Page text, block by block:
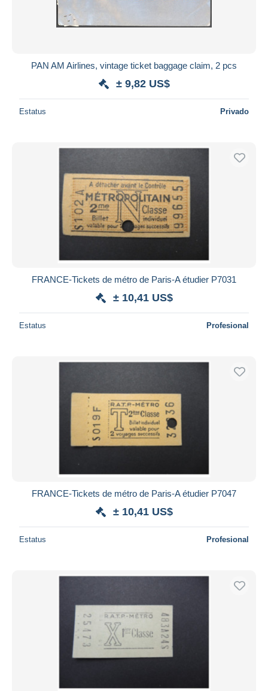
PAN AM Airlines, vintage ticket baggage claim, 2 pcs
± 9,82 US$
Estatus Privado
FRANCE-Tickets de métro de Paris-A étudier P7031
± 10,41 US$
Estatus Profesional
FRANCE-Tickets de métro de Paris-A étudier P7047
± 10,41 US$
Estatus Profesional